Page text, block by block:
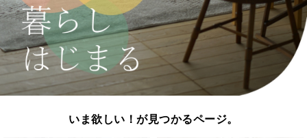
いま欲しい！が見つかるページ。